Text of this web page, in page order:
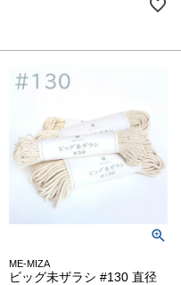
ME-MIZA
ビッグ未ザラシ #130 直径